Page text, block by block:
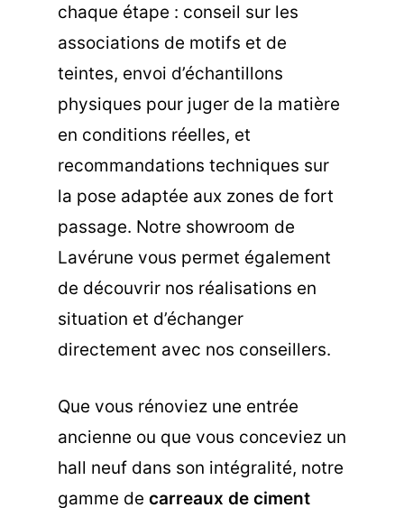
chaque étape : conseil sur les
associations de motifs et de
teintes, envoi d’échantillons
physiques pour juger de la matière
en conditions réelles, et
recommandations techniques sur
la pose adaptée aux zones de fort
passage. Notre showroom de
Lavérune vous permet également
de découvrir nos réalisations en
situation et d’échanger
directement avec nos conseillers.
Que vous rénoviez une entrée
ancienne ou que vous conceviez un
hall neuf dans son intégralité, notre
gamme de carreaux de ciment